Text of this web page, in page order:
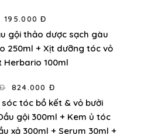
195.000 Đ
gội thảo dược sạch gàu
250ml + Xịt dưỡng tóc vỏ
Herbario 100ml
824.000 Đ
sóc tóc bồ kết & vỏ bưởi
gội 300ml + Kem ủ tóc
xả 300ml + Serum 30ml +